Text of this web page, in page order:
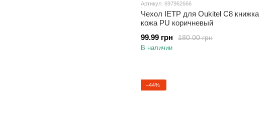
Артикул: 697962666
Чехол IETP для Oukitel C8 книжка
кожа PU коричневый
180.00 грн
99.99 грн
В наличии
−44%